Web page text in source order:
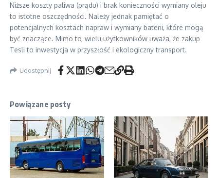
Niższe koszty paliwa (prądu) i brak konieczności wymiany oleju
to istotne oszczędności. Należy jednak pamiętać o
potencjalnych kosztach napraw i wymiany baterii, które mogą
być znaczące. Mimo to, wielu użytkowników uważa, że zakup
Tesli to inwestycja w przyszłość i ekologiczny transport.
Udostępnij
Powiązane posty